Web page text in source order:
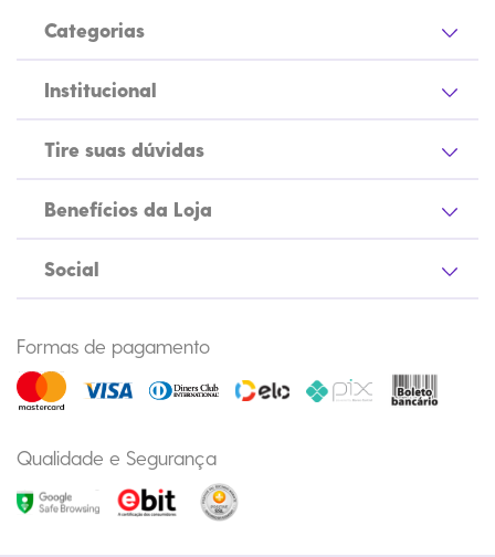
Categorias
Institucional
Tire suas dúvidas
Benefícios da Loja
Social
Formas de pagamento
Qualidade e Segurança